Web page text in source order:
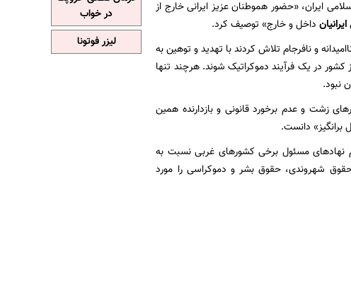
ایران، «حضور هموطنان عزیز ایرانی خارج از
ایرانیان داخل و خارج» توصیف کرد.
و نافرجام تلاش کردند با تهدید و توهین به
در یک فرآیند دموکراتیک شوند. هرچند تنها
نبود.
زشت و عدم برخورد قانونی و بازدارنده همین
برانگیز» دانست.
نهادهای مسئول برخی کشورهای غربی نسبت به
حقوق شهروندی، حقوق بشر و دموکراسی را مورد
در خواب
لیزر فوتونا